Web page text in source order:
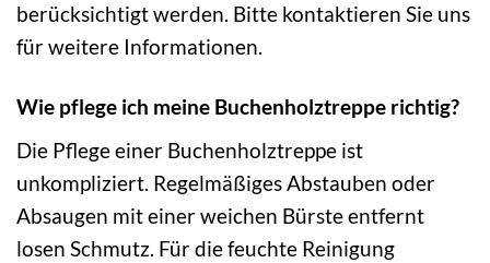
berücksichtigt werden. Bitte kontaktieren Sie uns
für weitere Informationen.
Wie pflege ich meine Buchenholztreppe richtig?
Die Pflege einer Buchenholztreppe ist
unkompliziert. Regelmäßiges Abstauben oder
Absaugen mit einer weichen Bürste entfernt
losen Schmutz. Für die feuchte Reinigung